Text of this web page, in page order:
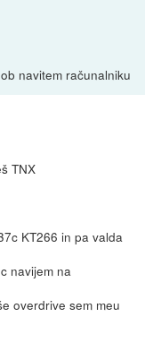
navitem računalniku
TNX
KT266 in pa valda
navijem na
overdrive sem meu